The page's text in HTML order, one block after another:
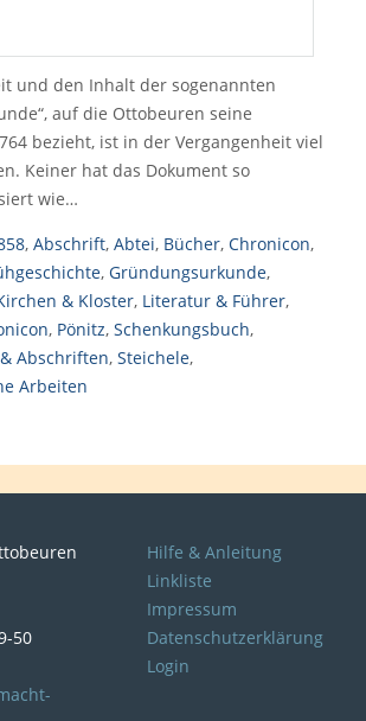
und den Inhalt der sogenannten
auf die Ottobeuren seine
bezieht, ist in der Vergangenheit viel
Keiner hat das Dokument so
wie…
, Abschrift, Abtei, Bücher, Chronicon,
, Gründungsurkunde,
& Kloster, Literatur & Führer,
, Pönitz, Schenkungsbuch,
Abschriften, Steichele,
Arbeiten
50
Hilfe & Anleitung
Linkliste
Impressum
Datenschutzerklärung
Login